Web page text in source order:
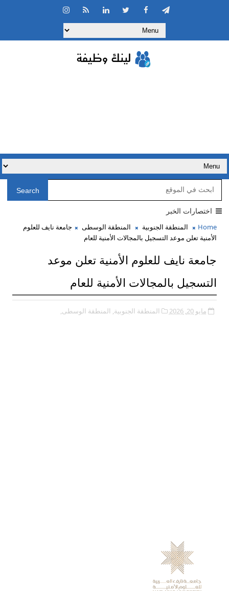
Search
اختصارات الخبر
Home المنطقة الجنوبية المنطقة الوسطى
جامعة نايف للعلوم
الأمنية تعلن موعد التسجيل بالمجالات الأمنية للعام
جامعة نايف للعلوم الأمنية تعلن موعد
التسجيل بالمجالات الأمنية للعام
مايو 20, 2026 المنطقة الجنوبية, المنطقة الوسطى,